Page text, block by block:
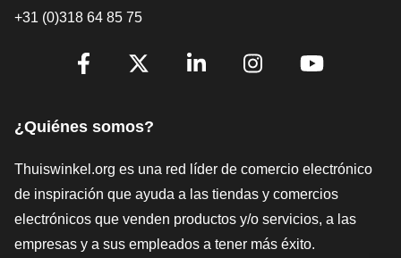
+31 (0)318 64 85 75
[_General:SocialMediaTitle]
¿Quiénes somos?
Thuiswinkel.org es una red líder de comercio electrónico
de inspiración que ayuda a las tiendas y comercios
electrónicos que venden productos y/o servicios, a las
empresas y a sus empleados a tener más éxito.